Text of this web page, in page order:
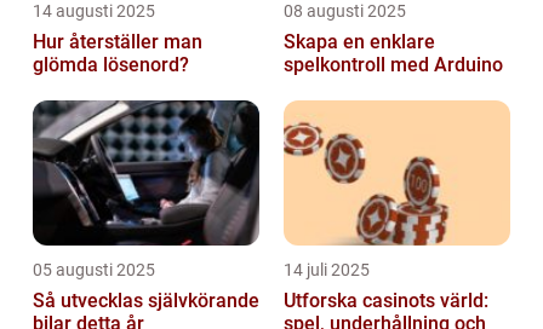
14 augusti 2025
Hur återställer man
glömda lösenord?
08 augusti 2025
Skapa en enklare
spelkontroll med Arduino
05 augusti 2025
Så utvecklas självkörande
bilar detta år
14 juli 2025
Utforska casinots värld:
spel, underhållning och